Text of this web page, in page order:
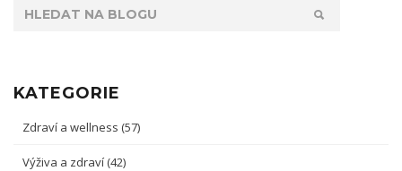
KATEGORIE
Zdraví a wellness (57)
Výživa a zdraví (42)